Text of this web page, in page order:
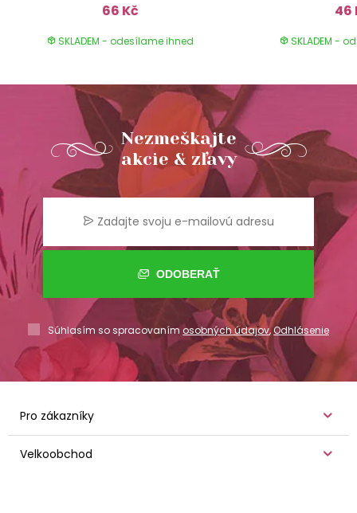
66 Kč
SKLADEM - odesílame ihned
46
SKLADEM -
Nezmeškajte
akcie & zľavy
ODOBERAŤ
Súhlasím so spracovaním osobných údajov,Odhlásenie
Pro zákazníky
Velkoobchod